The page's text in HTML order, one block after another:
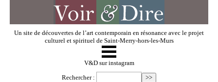
Un site de découvertes de l’art contemporain en résonance avec le projet
culturel et spirituel de Saint-Merry-hors-les-Murs
V & D
☰
V&D sur instagram
Rechercher :